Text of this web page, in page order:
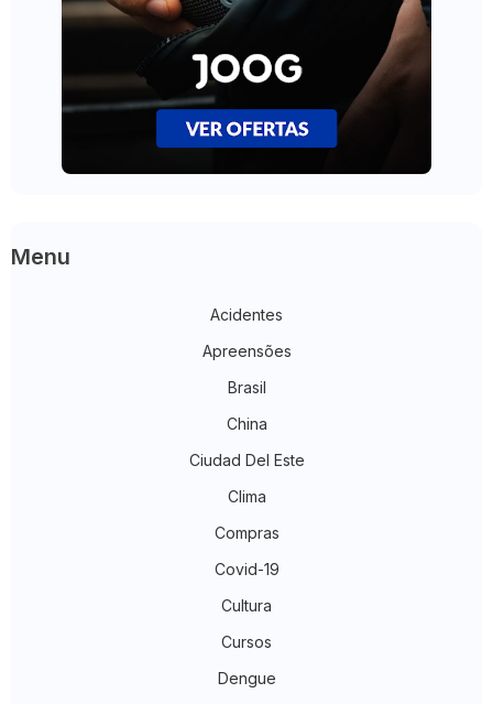
Menu
Acidentes
Apreensões
Brasil
China
Ciudad Del Este
Clima
Compras
Covid-19
Cultura
Cursos
Dengue